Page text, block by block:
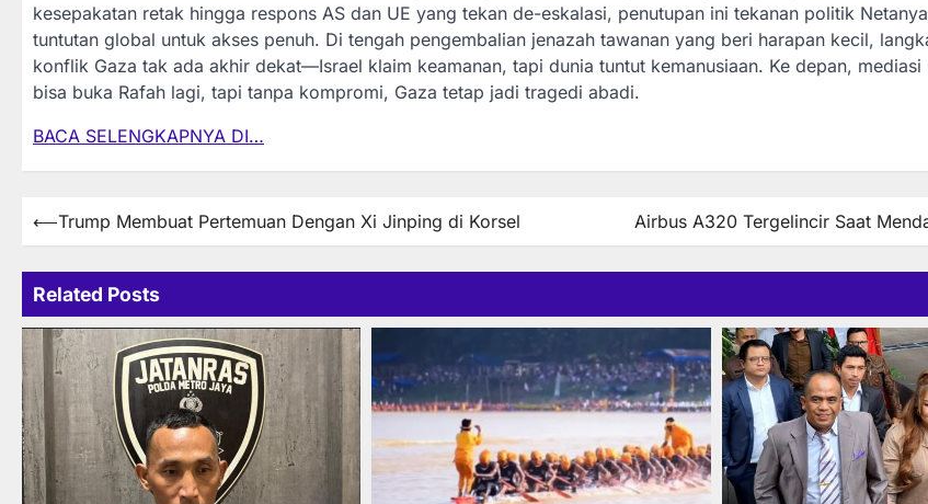
kesepakatan retak hingga respons AS dan UE yang tekan de-eskalasi, penutupan ini tekanan politik
tuntutan global untuk akses penuh. Di tengah pengembalian jenazah tawanan yang beri harapan kecil,
konflik Gaza tak ada akhir dekat—Israel klaim keamanan, tapi dunia tuntut kemanusiaan. Ke depan, mediasi
bisa buka Rafah lagi, tapi tanpa kompromi, Gaza tetap jadi tragedi abadi.
BACA SELENGKAPNYA DI…
Post
⟵Trump Membuat Pertemuan Dengan Xi Jinping di Korsel Airbus A320 Tergelincir Saat
Related Posts